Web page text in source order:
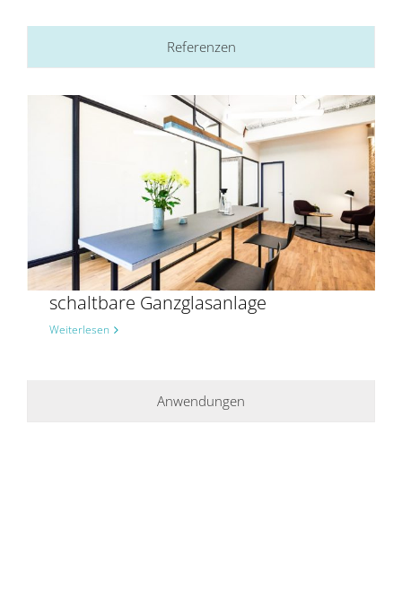
Referenzen
schaltbare Ganzglasanlage
Weiterlesen
Anwendungen